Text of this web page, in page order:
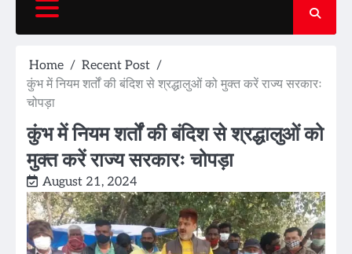
Home
Recent Post
कुंभ में नियम शर्तों की बंदिश से श्रद्धालुओं को मुक्त करें राज्य सरकारः
चोपड़ा
कुंभ में नियम शर्तों की बंदिश से श्रद्धालुओं को
मुक्त करें राज्य सरकारः चोपड़ा
August 21, 2024